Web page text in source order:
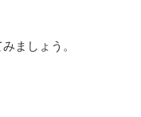
ましょう。